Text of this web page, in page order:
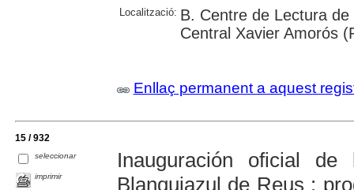
Localització: B. Centre de Lectura
Central Xavier Amorós
Enllaç permanent a aquest
15 / 932
seleccionar
imprimir
Inauguración oficial
Blanquiazul de Reus :